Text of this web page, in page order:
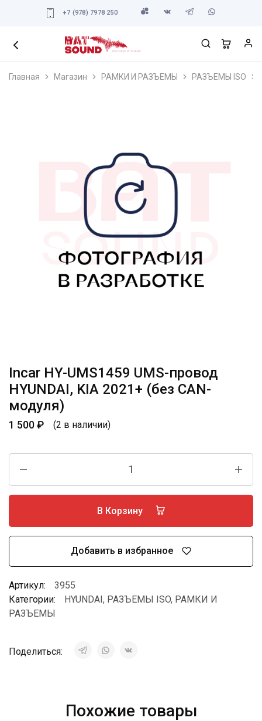
+7 (978) 7978 250
Главная Магазин РАМКИ И РАЗЪЕМЫ РАЗЪЕМЫ ISO
Incar HY-UMS1459 UMS-провод
HYUNDAI, KIA 2021+ (без CAN-
модуля)
1 500₽ (2 в наличии)
В Корзину
Добавить в избранное
Артикул:
3955
Категории:
HYUNDAI, РАЗЪЕМЫ ISO, РАМКИ И
РАЗЪЕМЫ
Поделиться:
Похожие товары